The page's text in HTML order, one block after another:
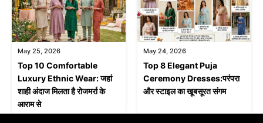
May 25, 2026
Top 10 Comfortable
Luxury Ethnic Wear: जहां
शाही अंदाज मिलता है रोजमर्रा के
आराम से
May 24, 2026
Top 8 Elegant Puja
Ceremony Dresses:परंपरा
और स्टाइल का खूबसूरत संगम